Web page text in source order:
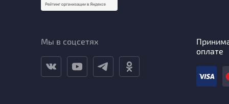
Мы в соцсетях
оплате